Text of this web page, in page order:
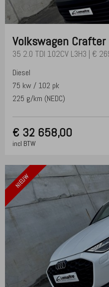
Volkswagen Crafter
35 2.0 TDI 102CV L3H3 | €
Diesel
75 kw / 102 pk
225 g/km (NEDC)
€ 32 658,00
incl BTW
NIEUW